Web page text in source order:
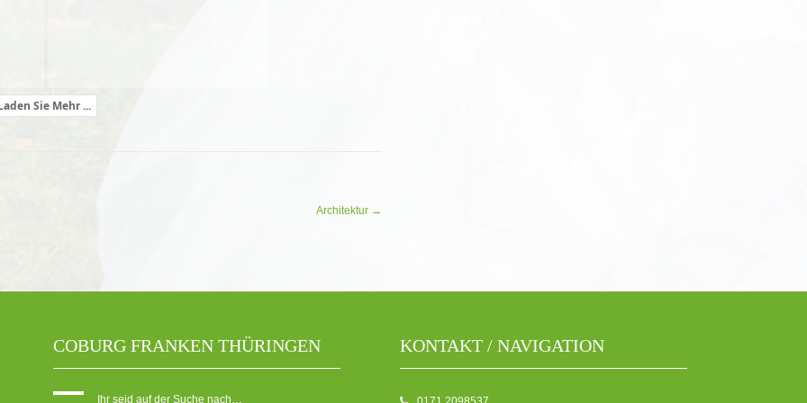
Sie Mehr ...
Architektur →
COBURG FRANKEN THÜRINGEN
Ihr seid auf der Suche nach…
KONTAKT / NAVIGATION